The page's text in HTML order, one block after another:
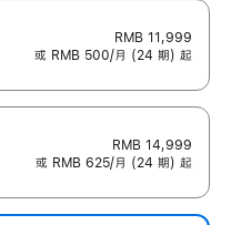
RMB 11,999
或 RMB 500/月 (24 期) 起
RMB 14,999
或 RMB 625/月 (24 期) 起